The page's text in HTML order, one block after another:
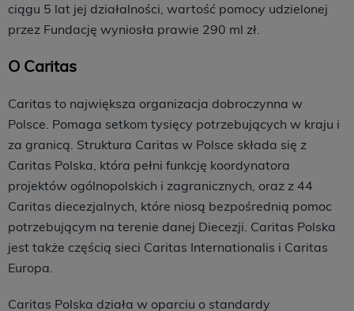
ciągu 5 lat jej działalności, wartość pomocy udzielonej
przez Fundację wyniosła prawie 290 ml zł.
O Caritas
Caritas to największa organizacja dobroczynna w
Polsce. Pomaga setkom tysięcy potrzebujących w kraju i
za granicą. Struktura Caritas w Polsce składa się z
Caritas Polska, która pełni funkcję koordynatora
projektów ogólnopolskich i zagranicznych, oraz z 44
Caritas diecezjalnych, które niosą bezpośrednią pomoc
potrzebującym na terenie danej Diecezji. Caritas Polska
jest także częścią sieci Caritas Internationalis i Caritas
Europa.
Caritas Polska działa w oparciu o standardy